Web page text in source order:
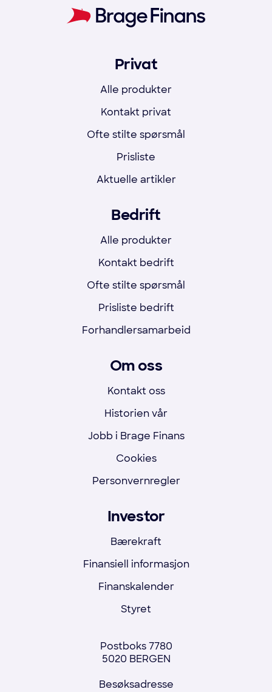
Privat
Alle produkter
Kontakt privat
Ofte stilte spørsmål
Prisliste
Aktuelle artikler
Bedrift
Alle produkter
Kontakt bedrift
Ofte stilte spørsmål
Prisliste bedrift
Forhandlersamarbeid
Om oss
Kontakt oss
Historien vår
Jobb i Brage Finans
Cookies
Personvernregler
Investor
Bærekraft
Finansiell informasjon
Finanskalender
Styret
Postboks 7780
5020 BERGEN
Besøksadresse